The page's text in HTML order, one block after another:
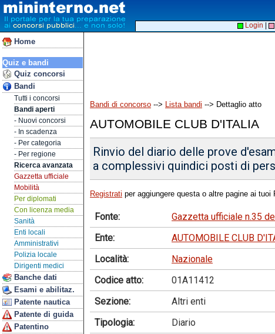
Home
Quiz e bandi
Quiz concorsi
Bandi
Tutti i concorsi
Bandi aperti
- Nuovi concorsi
- In scadenza
- Per categoria
- Per regione
Ricerca avanzata
Gazzetta ufficiale
Mobilità
Per diplomati
Con licenza media
Sanità
Enti locali
Amministrativi
Polizia locale
Dirigenti medici
Banche dati
Esami e abilitaz.
Patente nautica
Patente di guida
Patentino
Login
Bandi di concorso --> Lista bandi --> Dettaglio atto
AUTOMOBILE CLUB D'ITALIA
Rinvio del diario delle prove
a complessivi quindici posti di
Registrati per aggiungere questa o altre pagine ai tuoi
Fonte:
Gazzetta ufficiale n.35
Ente:
AUTOMOBILE CLUB
Località:
Nazionale
Codice atto:
01A11412
Sezione:
Altri enti
Tipologia:
Diario